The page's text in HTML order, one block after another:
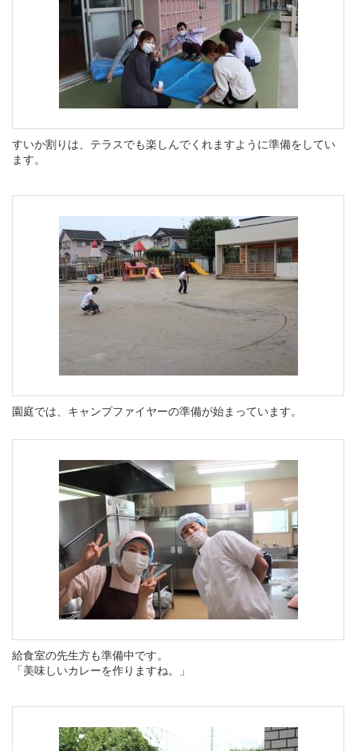
すいか割りは、テラスでも楽しんでくれますように準備をしてい
ます。
園庭では、キャンプファイヤーの準備が始まっています。
給食室の先生方も準備中です。
「美味しいカレーを作りますね。」